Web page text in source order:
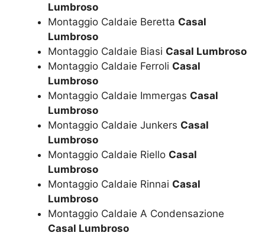
Lumbroso
Montaggio Caldaie Beretta Casal
Lumbroso
Montaggio Caldaie Biasi Casal Lumbroso
Montaggio Caldaie Ferroli Casal
Lumbroso
Montaggio Caldaie Immergas Casal
Lumbroso
Montaggio Caldaie Junkers Casal
Lumbroso
Montaggio Caldaie Riello Casal
Lumbroso
Montaggio Caldaie Rinnai Casal
Lumbroso
Montaggio Caldaie A Condensazione
Casal Lumbroso